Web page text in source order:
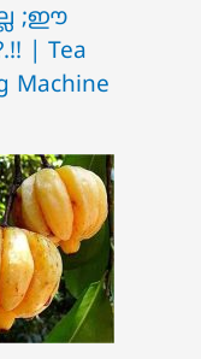
;ഈ
| Tea
Machine